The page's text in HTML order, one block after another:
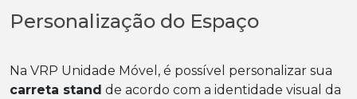
Personalização do Espaço
Na VRP Unidade Móvel, é possível personalizar sua
carreta stand de acordo com a identidade visual da